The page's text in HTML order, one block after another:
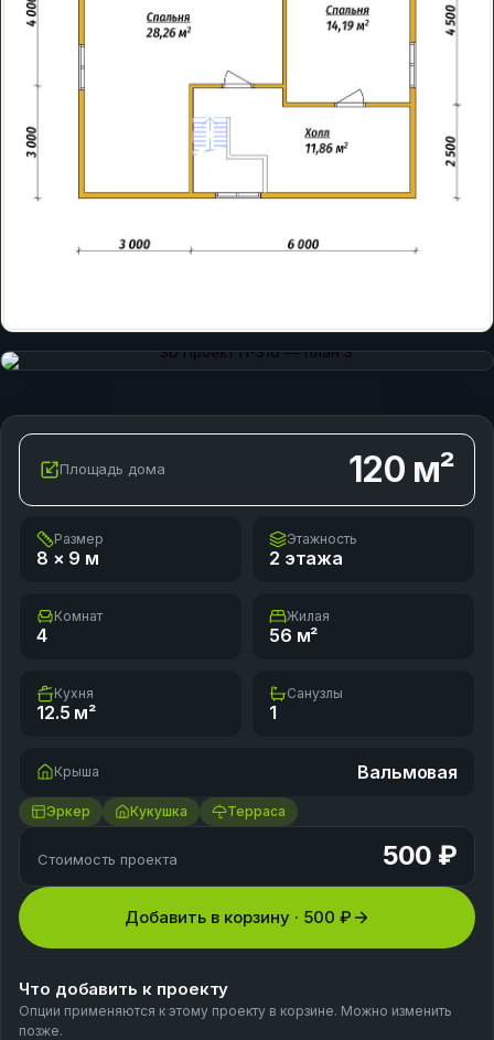
Площадь дома 120 м²
Размер
8 × 9 м
Этажность
2 этажа
Комнат
4
Жилая
56 м²
Кухня
12.5 м²
Санузлы
1
Крыша Вальмовая
Эркер Кукушка Терраса
Стоимость проекта 500 ₽
Добавить в корзину · 500 ₽
Что добавить к проекту
Опции применяются к этому проекту в корзине. Можно изменить
позже.